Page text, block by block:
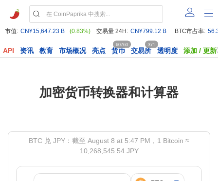
市值: CN¥15,647.23 B (0.83%) 交易量 24H: CN¥799.12 B BTC市占率:
API 资讯 教育 市场概况 亮点 货币
60760
交易所
371
透明度 添加 / 更新
加密货币转换器和计算器
BTC 兑 JPY：截至 August 8 at 5:47 PM，1 Bitcoin ≈
10,268,545.54 JPY